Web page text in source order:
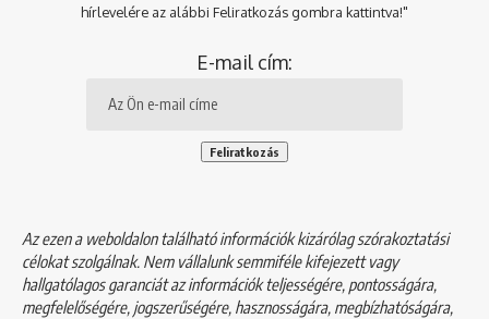
hírlevelére az alábbi Feliratkozás gombra kattintva!"
E-mail cím:
Az ezen a weboldalon található információk kizárólag szórakoztatási
célokat szolgálnak. Nem vállalunk semmiféle kifejezett vagy
hallgatólagos garanciát az információk teljességére, pontosságára,
megfelelőségére, jogszerűségére, hasznosságára, megbízhatóságára,